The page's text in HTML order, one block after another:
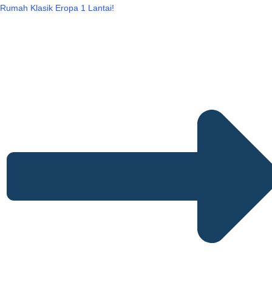
Rumah Klasik Eropa 1 Lantai!